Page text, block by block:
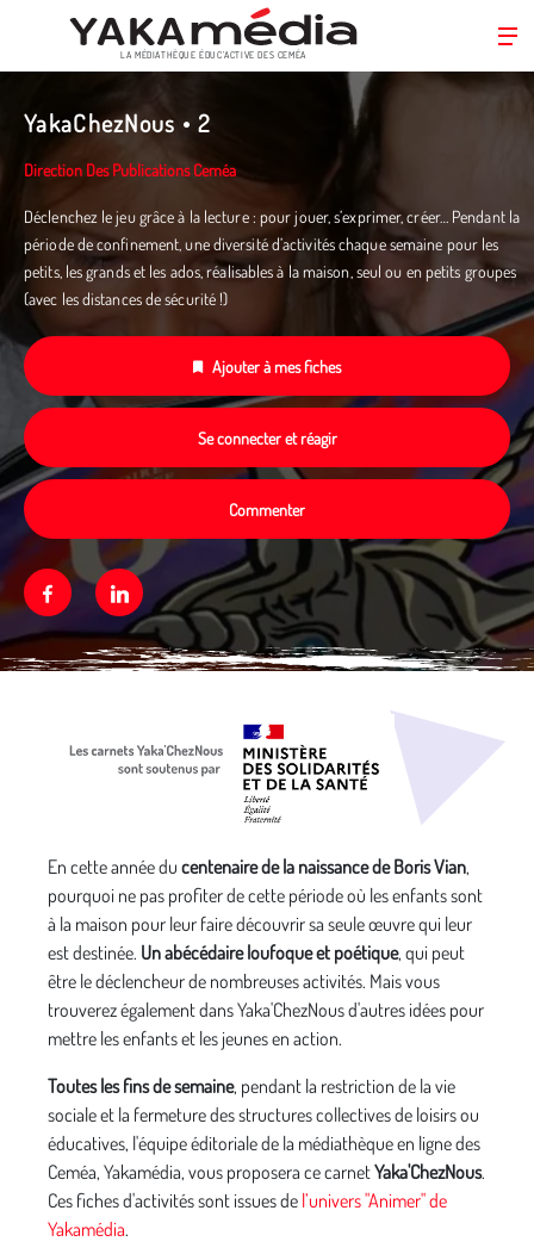
contenu
principal
LA MÉDIATHÈQUE ÉDUC’ACTIVE DES CEMÉA
YakaChezNous • 2
Direction Des Publications Ceméa
Déclenchez le jeu grâce à la lecture : pour jouer, s’exprimer, créer… Pendant la
période de confinement, une diversité d’activités chaque semaine pour les
petits, les grands et les ados, réalisables à la maison, seul ou en petits groupes
(avec les distances de sécurité !)
Ajouter à mes fiches
Se connecter et réagir
Commenter
FacebookLinkedin
En cette année du centenaire de la naissance de Boris Vian,
pourquoi ne pas profiter de cette période où les enfants sont
à la maison pour leur faire découvrir sa seule œuvre qui leur
est destinée. Un abécédaire loufoque et poétique, qui peut
être le déclencheur de nombreuses activités. Mais vous
trouverez également dans Yaka'ChezNous d'autres idées pour
mettre les enfants et les jeunes en action.
Toutes les fins de semaine, pendant la restriction de la vie
sociale et la fermeture des structures collectives de loisirs ou
éducatives, l'équipe éditoriale de la médiathèque en ligne des
Ceméa, Yakamédia, vous proposera ce carnetYaka'ChezNous.
Ces fiches d'activités sont issues de l’univers "Animer" de
Yakamédia.